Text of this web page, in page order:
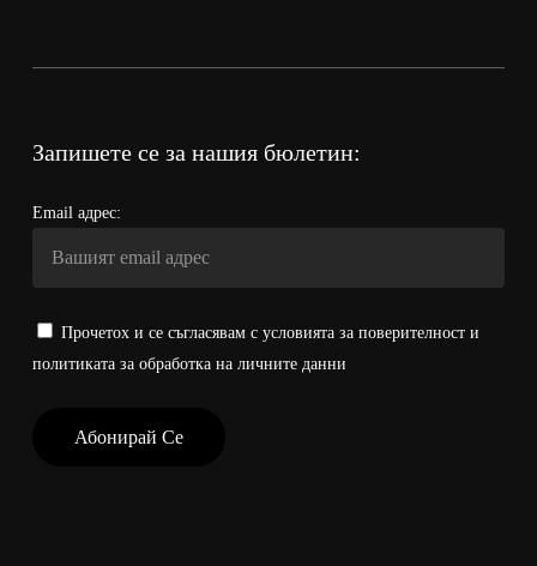
Запишете се за нашия бюлетин:
Email адрес:
Прочетох и се съгласявам с условията за поверителност и
политиката за обработка на личните данни